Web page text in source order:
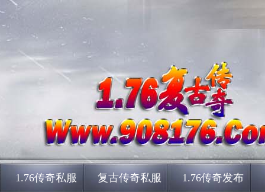
1.76传奇私服 复古传奇私服 1.76传奇发布